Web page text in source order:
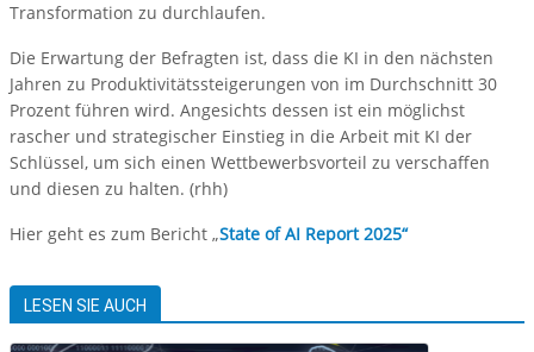
Transformation zu durchlaufen.
Die Erwartung der Befragten ist, dass die KI in den nächsten
Jahren zu Produktivitätssteigerungen von im Durchschnitt 30
Prozent führen wird. Angesichts dessen ist ein möglichst
rascher und strategischer Einstieg in die Arbeit mit KI der
Schlüssel, um sich einen Wettbewerbsvorteil zu verschaffen
und diesen zu halten. (rhh)
Hier geht es zum Bericht „State of AI Report 2025“
LESEN SIE AUCH